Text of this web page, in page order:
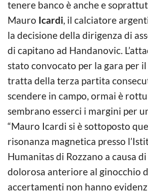
tenere banco è anche e
Mauro Icardi, il calciatore
la decisione della dirigenza di
di capitano ad Handanovic.
stato convocato per la gara per il
tratta della terza partita
scendere in campo, ormai è
sembrano esserci i margini per
“Mauro Icardi si è sottoposto
risonanza magnetica presso
Humanitas di Rozzano a causa
dolorosa anteriore al ginocchio
accertamenti non hanno